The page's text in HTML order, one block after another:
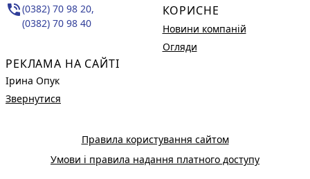
phone_in_talk(0382) 70 98 20,
(0382) 70 98 40
РЕКЛАМА НА САЙТІ
Ірина Опук
Звернутися
КОРИСНЕ
Новини компаній
Огляди
Правила користування сайтом
Умови і правила надання платного доступу